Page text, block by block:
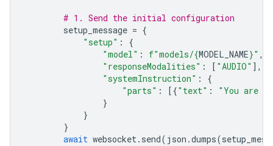
# 1. Send the initial configuration
setup_message = {
"setup" :
{
"model" : f"models/{MODEL_NAME}" ,
"responseModalities" : [ "AUDIO" ],
"systemInstruction" :
{
"parts" : [{"text" :
"You are
}
}
}
await websocket. send( json .dumps(